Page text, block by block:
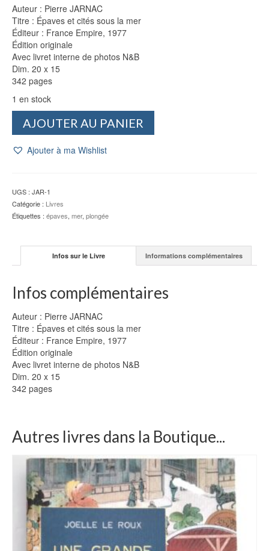
Auteur : Pierre JARNAC
Titre : Épaves et cités sous la mer
Éditeur : France Empire, 1977
Édition originale
Avec livret interne de photos N&B
Dim. 20 x 15
342 pages
1 en stock
et
la
mer
-
AJOUTER AU PANIER
Ajouter à ma Wishlist
UGS : JAR-1
Catégorie : Livres
Étiquettes : épaves, mer, plongée
Infos sur le Livre Informations complémentaires
Infos complémentaires
Auteur : Pierre JARNAC
Titre : Épaves et cités sous la mer
Éditeur : France Empire, 1977
Édition originale
Avec livret interne de photos N&B
Dim. 20 x 15
342 pages
Autres livres dans la Boutique...